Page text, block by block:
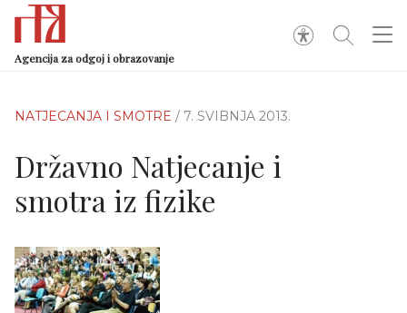
Agencija za odgoj i obrazovanje
NATJECANJA I SMOTRE / 7. SVIBNJA 2013.
Državno Natjecanje i
smotra iz fizike